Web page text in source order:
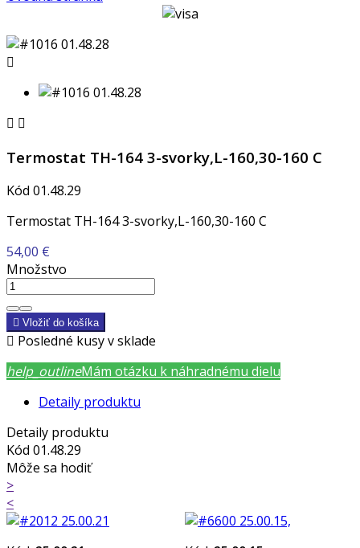

 
Termostat TH-164 3-svorky,L-160,30-160 C
Kód 01.48.29
Termostat TH-164 3-svorky,L-160,30-160 C
54,00 €
Množstvo
 Vložiť do košíka
 Posledné kusy v sklade
help_outlineMám otázku k náhradnému dielu
Detaily produktu
Detaily produktu
Kód 01.48.29
Môže sa hodiť
>
<